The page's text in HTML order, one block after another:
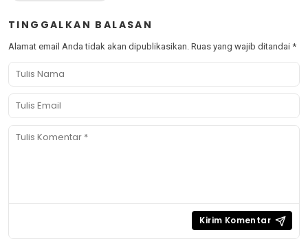
TINGGALKAN BALASAN
Alamat email Anda tidak akan dipublikasikan. Ruas yang wajib ditandai *